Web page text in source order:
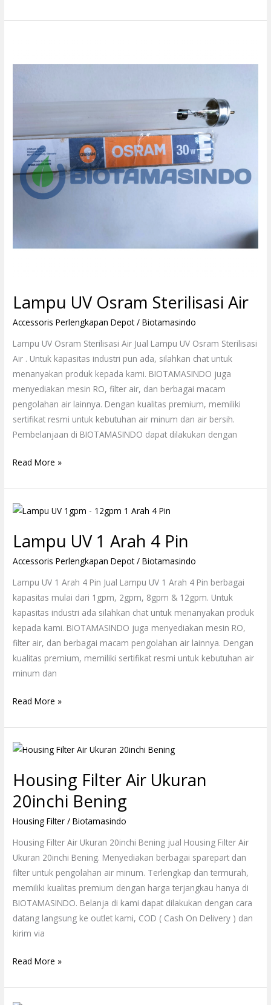
Lampu UV Osram Sterilisasi Air
Accessoris Perlengkapan Depot/Biotamasindo
Lampu UV Osram Sterilisasi Air Jual Lampu UV Osram Sterilisasi
Air . Untuk kapasitas industri pun ada, silahkan chat untuk
menanyakan produk kepada kami. BIOTAMASINDO juga
menyediakan mesin RO, filter air, dan berbagai macam
pengolahan air lainnya. Dengan kualitas premium, memiliki
sertifikat resmi untuk kebutuhan air minum dan air bersih.
Pembelanjaan di BIOTAMASINDO dapat dilakukan dengan
Read More »
Lampu UV 1 Arah 4 Pin
Accessoris Perlengkapan Depot/Biotamasindo
Lampu UV 1 Arah 4 Pin Jual Lampu UV 1 Arah 4 Pin berbagai
kapasitas mulai dari 1gpm, 2gpm, 8gpm & 12gpm. Untuk
kapasitas industri ada silahkan chat untuk menanyakan produk
kepada kami. BIOTAMASINDO juga menyediakan mesin RO,
filter air, dan berbagai macam pengolahan air lainnya. Dengan
kualitas premium, memiliki sertifikat resmi untuk kebutuhan air
minum dan
Lampu
1
Pin
Read More »
Housing Filter Air Ukuran
20inchi Bening
Housing Filter /Biotamasindo
Housing Filter Air Ukuran 20inchi Bening jual Housing Filter Air
Ukuran 20inchi Bening. Menyediakan berbagai sparepart dan
filter untuk pengolahan air minum. Terlengkap dan termurah,
memiliki kualitas premium dengan harga terjangkau hanya di
BIOTAMASINDO. Belanja di kami dapat dilakukan dengan cara
datang langsung ke outlet kami, COD ( Cash On Delivery ) dan
kirim via
Housing
Air
Ukuran
20inchi
Bening
Read More »